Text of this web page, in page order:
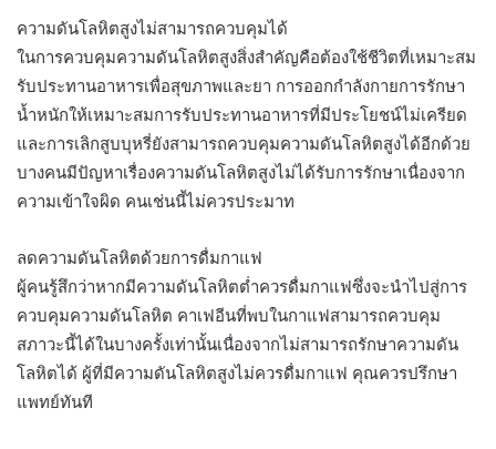
ความดันโลหิตสูงไม่สามารถควบคุมได้
ในการควบคุมความดันโลหิตสูงสิ่งสำคัญคือต้องใช้ชีวิตที่เหมาะสม
รับประทานอาหารเพื่อสุขภาพและยา การออกกำลังกายการรักษา
น้ำหนักให้เหมาะสมการรับประทานอาหารที่มีประโยชน์ไม่เครียด
และการเลิกสูบบุหรี่ยังสามารถควบคุมความดันโลหิตสูงได้อีกด้วย
บางคนมีปัญหาเรื่องความดันโลหิตสูงไม่ได้รับการรักษาเนื่องจาก
ความเข้าใจผิด คนเช่นนี้ไม่ควรประมาท
ลดความดันโลหิตด้วยการดื่มกาแฟ
ผู้คนรู้สึกว่าหากมีความดันโลหิตต่ำควรดื่มกาแฟซึ่งจะนำไปสู่การ
ควบคุมความดันโลหิต คาเฟอีนที่พบในกาแฟสามารถควบคุม
สภาวะนี้ได้ในบางครั้งเท่านั้นเนื่องจากไม่สามารถรักษาความดัน
โลหิตได้ ผู้ที่มีความดันโลหิตสูงไม่ควรดื่มกาแฟ คุณควรปรึกษา
แพทย์ทันที